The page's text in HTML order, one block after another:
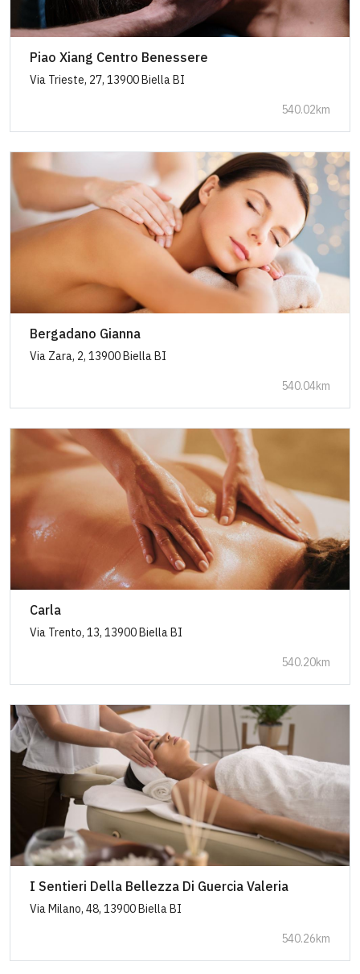
Piao Xiang Centro Benessere
Via Trieste, 27, 13900 Biella BI
540.02km
Bergadano Gianna
Via Zara, 2, 13900 Biella BI
540.04km
Carla
Via Trento, 13, 13900 Biella BI
540.20km
I Sentieri Della Bellezza Di Guercia Valeria
Via Milano, 48, 13900 Biella BI
540.26km